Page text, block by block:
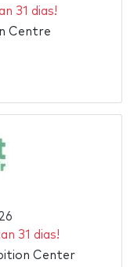
31 dias!
Centre
31 dias!
Center